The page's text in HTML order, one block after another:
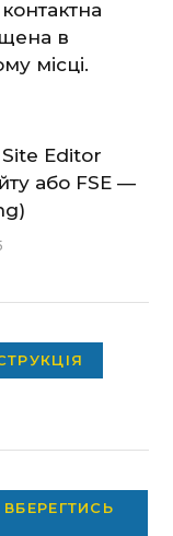
в
місці.
Editor
або FSE —